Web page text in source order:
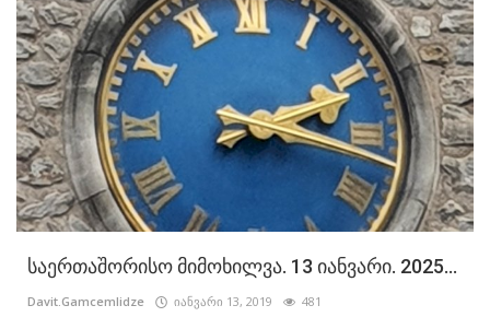
საერთაშორისო მიმოხილვა. 13 იანვარი. 2025...
Davit.Gamcemlidze იანვარი 13, 2019 481